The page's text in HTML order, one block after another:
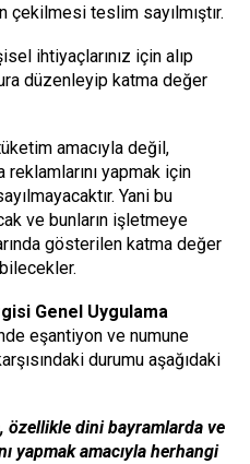
çekilmesi teslim sayılmıştır.
ihtiyaçlarınız için alıp
düzenleyip katma değer
amacıyla değil,
yapmak için
Yani bu
ve bunların işletmeye
gösterilen katma değer
Genel Uygulama
eşantiyon ve numune
durumu aşağıdaki
özellikle dini bayramlarda ve
yapmak amacıyla herhangi